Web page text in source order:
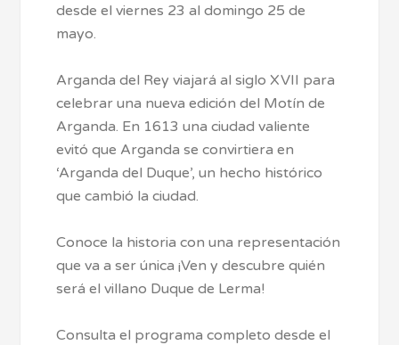
desde el viernes 23 al domingo 25 de
mayo.
Arganda del Rey viajará al siglo XVII para
celebrar una nueva edición del Motín de
Arganda. En 1613 una ciudad valiente
evitó que Arganda se convirtiera en
‘Arganda del Duque’, un hecho histórico
que cambió la ciudad.
Conoce la historia con una representación
que va a ser única ¡Ven y descubre quién
será el villano Duque de Lerma!
Consulta el programa completo desde el